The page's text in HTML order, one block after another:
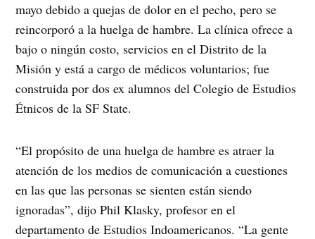
mayo debido a quejas de dolor en el pecho, pero se
reincorporó a la huelga de hambre. La clínica ofrece a
bajo o ningún costo, servicios en el Distrito de la
Misión y está a cargo de médicos voluntarios; fue
construida por dos ex alumnos del Colegio de Estudios
Étnicos de la SF State.
“El propósito de una huelga de hambre es atraer la
atención de los medios de comunicación a cuestiones
en las que las personas se sienten están siendo
ignoradas”, dijo Phil Klasky, profesor en el
departamento de Estudios Indoamericanos. “La gente